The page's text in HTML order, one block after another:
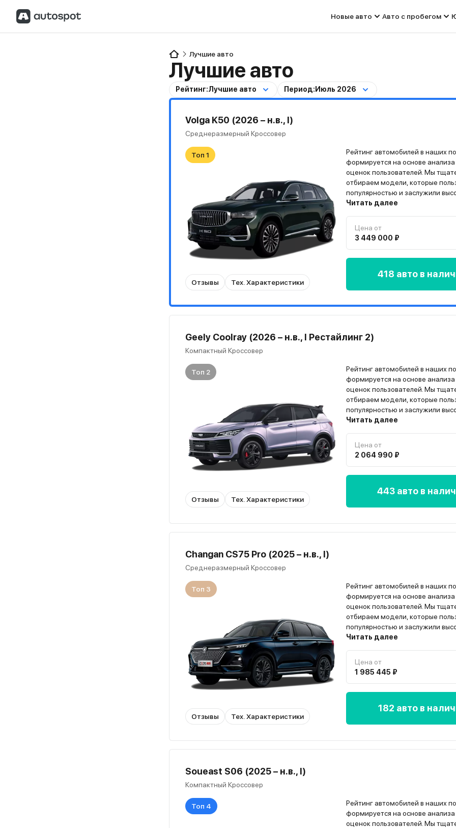
Новые авто Авто с пробегом
Лучшие авто
Лучшие авто
Рейтинг:Лучшие авто Период: Июль 2026
Volga K50 (2026 – н.в., I)
Среднеразмерный Кроссовер
Топ 1
Отзывы Тех. Характеристики
Рейтинг автомобилей в наших
формируется на основе
оценок пользователей. Мы
отбираем модели, которые
популярностью и заслужили
владельцев. Всю информацию о
Читать далее
Цена от
3 449 000 ₽
418 авто в
Geely Coolray (2026 – н.в., I Рестайлинг 2)
Компактный Кроссовер
Топ 2
Отзывы Тех. Характеристики
Рейтинг автомобилей в наших
формируется на основе
оценок пользователей. Мы
отбираем модели, которые
популярностью и заслужили
владельцев. Всю информацию о
Читать далее
Цена от
2 064 990 ₽
443 авто в
Changan CS75 Pro (2025 – н.в., I)
Среднеразмерный Кроссовер
Топ 3
Отзывы Тех. Характеристики
Рейтинг автомобилей в наших
формируется на основе
оценок пользователей. Мы
отбираем модели, которые
популярностью и заслужили
владельцев. Всю информацию о
Читать далее
Цена от
1 985 445 ₽
182 авто в
Soueast S06 (2025 – н.в., I)
Компактный Кроссовер
Топ 4
Рейтинг автомобилей в наших
формируется на основе
оценок пользователей. Мы